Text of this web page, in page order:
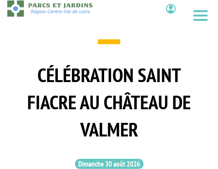
Aller
au
CÉLÉBRATION SAINT
FIACRE AU CHÂTEAU DE
VALMER
Dimanche 30 août 2026